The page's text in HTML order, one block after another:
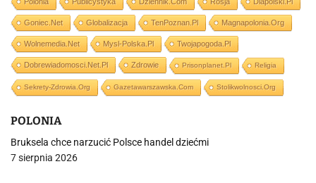
Goniec.net Globalizacja TenPoznan.pl Magnapolonia.org
Wolnemedia.net Mysl-Polska.pl Twojapogoda.pl
Dobrewiadomosci.net.pl Zdrowie Prisonplanet.pl Religia
Sekrety-Zdrowia.org Gazetawarszawska.com Stolikwolnosci.org
POLONIA
Bruksela chce narzucić Polsce handel dziećmi
7 sierpnia 2026